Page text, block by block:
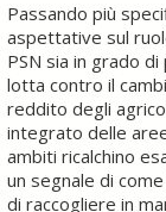
Passando più
aspettative sul
PSN sia in grado
lotta contro il
reddito degli
integrato delle
ambiti ricalchino
un segnale di
di raccogliere in